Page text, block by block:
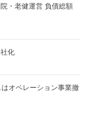
・老健運営 負債総額
化
オペレーション事業撤